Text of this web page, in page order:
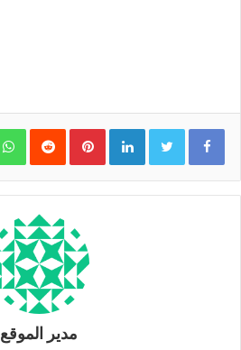
LinkedIn
Pinterest
مدير الموقع